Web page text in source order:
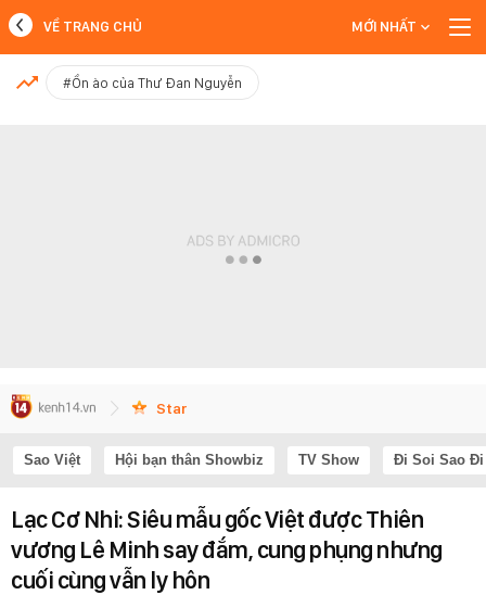
MỚI NHẤT
VỀ TRANG CHỦ MỚI NHẤT
#Ồn ào của Thư Đan Nguyễn
Star
Sao Việt Hội bạn thân Showbiz TV Show Đi Soi Sao Đi
Lạc Cơ Nhi: Siêu mẫu gốc Việt được Thiên
vương Lê Minh say đắm, cung phụng nhưng
cuối cùng vẫn ly hôn